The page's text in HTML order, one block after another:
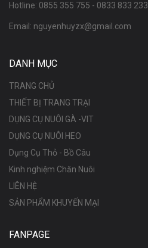
Hotline: 0855 355 755 - 0833 833 233
Email: nguyenhuyzx@gmail.com
DANH MỤC
TRANG CHỦ
THIẾT BỊ TRANG TRẠI
DỤNG CỤ NUÔI GÀ -VIT
DỤNG CỤ NUÔI HEO
Dụng Cụ Thỏ - Bồ Câu
Kinh nghiệm Chăn Nuôi
LIÊN HỆ
SẢN PHẨM KHUYẾN MẠI
FANPAGE